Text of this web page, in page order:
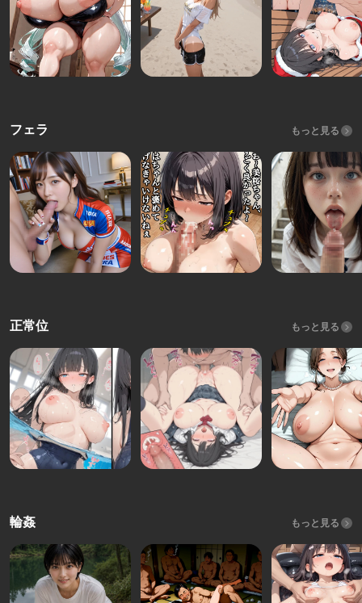
フェラ もっと見る
正常位 もっと見る
輪姦 もっと見る